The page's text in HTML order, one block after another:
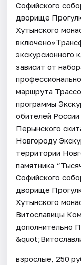
Софийского
дворище
Хутынского
экскурсионного
зависит от
маршрута
программы
обителей
Перынского
Новгороду
территории
памятника
Софийского
дворище
Хутынского
Витославицы
дополнительно
взрослые, 250